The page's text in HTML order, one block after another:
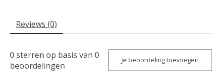
Reviews (0)
0 sterren op basis van 0
beoordelingen
Je beoordeling toevoegen